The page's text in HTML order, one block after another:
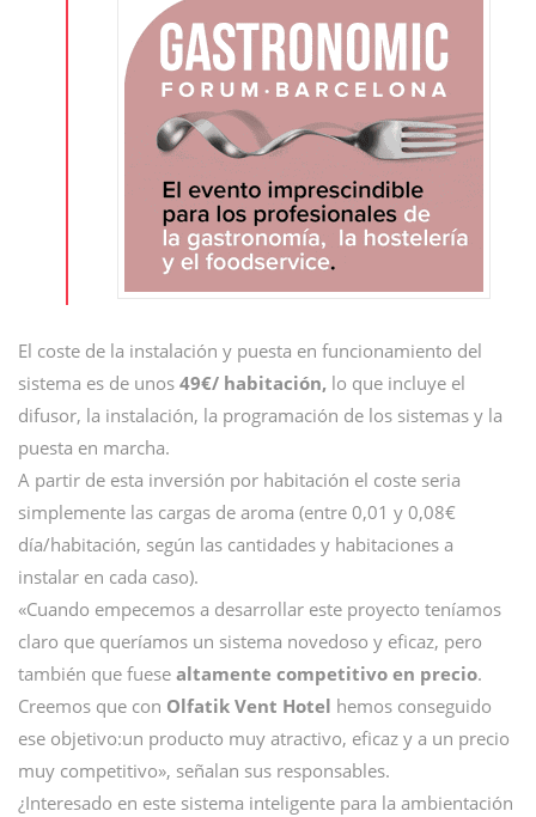
El coste de la instalación y puesta en funcionamiento del
sistema es de unos 49€/ habitación, lo que incluye el
difusor, la instalación, la programación de los sistemas y la
puesta en marcha.
A partir de esta inversión por habitación el coste seria
simplemente las cargas de aroma (entre 0,01 y 0,08€
día/habitación, según las cantidades y habitaciones a
instalar en cada caso).
«Cuando empecemos a desarrollar este proyecto teníamos
claro que queríamos un sistema novedoso y eficaz, pero
también que fuese altamente competitivo en precio.
Creemos que con Olfatik Vent Hotel hemos conseguido
ese objetivo:un producto muy atractivo, eficaz y a un precio
muy competitivo», señalan sus responsables.
¿Interesado en este sistema inteligente para la ambientación